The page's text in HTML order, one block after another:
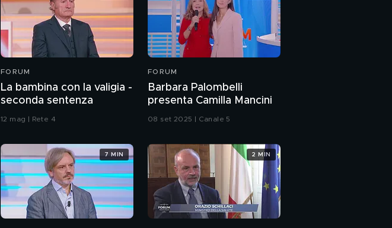
FORUM
La bambina con la valigia -
seconda sentenza
12 mag | Rete 4
FORUM
Barbara Palombelli
presenta Camilla Mancini
08 set 2025 | Canale 5
7 MIN 2 MIN